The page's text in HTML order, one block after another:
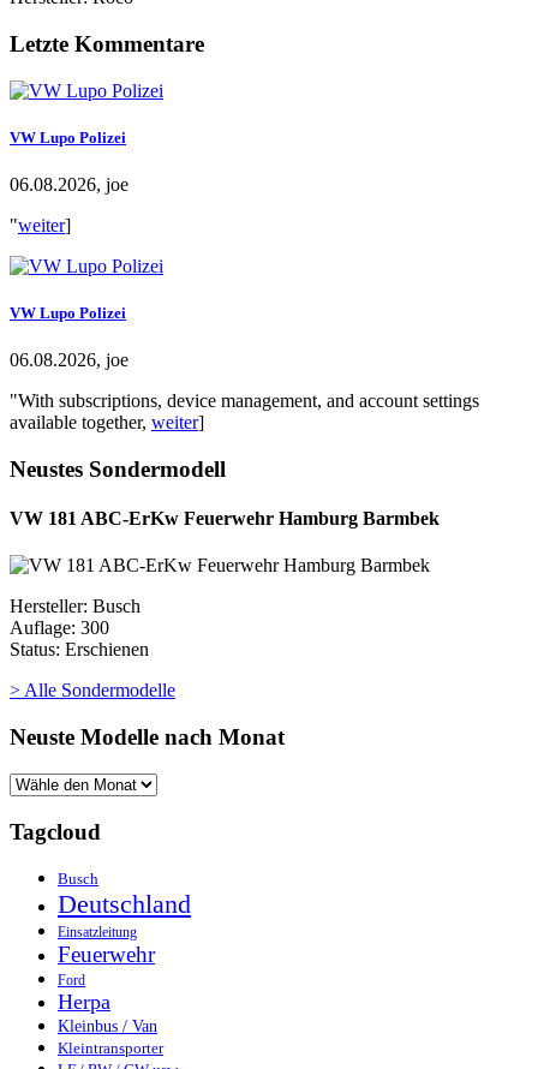
Letzte Kommentare
VW Lupo Polizei
06.08.2026, joe
"weiter]
VW Lupo Polizei
06.08.2026, joe
"With subscriptions, device management, and account settings
available together, weiter]
Neustes Sondermodell
VW 181 ABC-ErKw Feuerwehr Hamburg Barmbek
Hersteller: Busch
Auflage: 300
Status: Erschienen
> Alle Sondermodelle
Neuste Modelle nach Monat
Tagcloud
Busch
Deutschland
Einsatzleitung
Feuerwehr
Ford
Herpa
Kleinbus / Van
Kleintransporter